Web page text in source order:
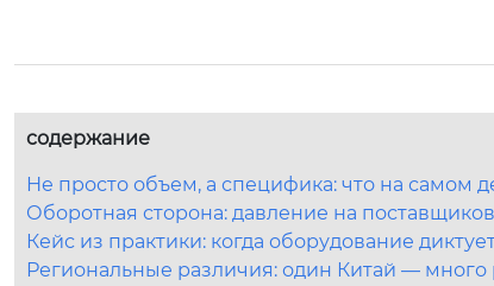
содержание
Не просто объем, а специфика: что на самом
Оборотная сторона: давление на
Кейс из практики: когда оборудование
Региональные различия: один Китай — много